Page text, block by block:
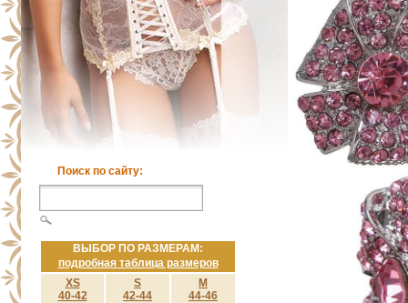
Поиск по сайту:
ВЫБОР ПО РАЗМЕРАМ:
подробная таблица размеров
XS
40-42
S
42-44
M
44-46